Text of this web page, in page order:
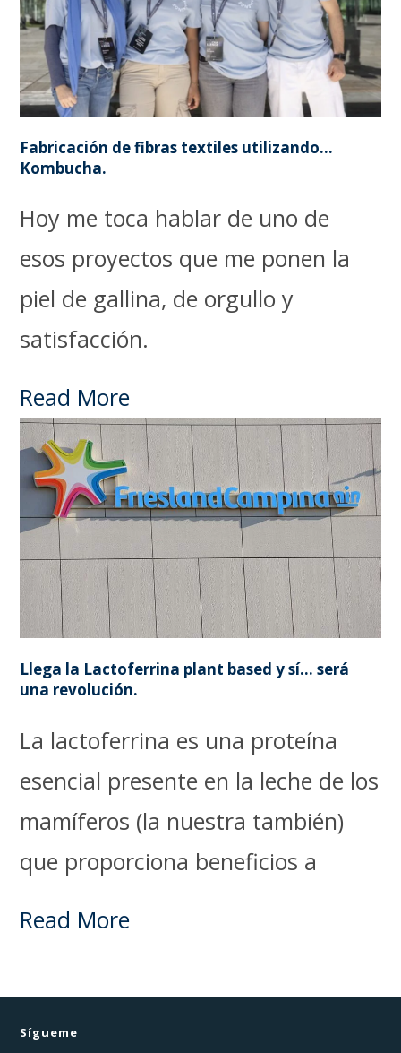
Fabricación de fibras textiles utilizando…
Kombucha.
Hoy me toca hablar de uno de
esos proyectos que me ponen la
piel de gallina, de orgullo y
satisfacción.
Read More
Llega la Lactoferrina plant based y sí… será
una revolución.
La lactoferrina es una proteína
esencial presente en la leche de los
mamíferos (la nuestra también)
que proporciona beneficios a
Read More
Sígueme